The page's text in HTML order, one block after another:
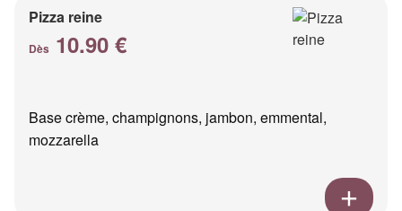
Pizza reine
Dès 10.90 €
Base crème, champignons, jambon, emmental,
mozzarella